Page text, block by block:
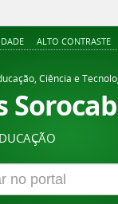
ALTO CONTRASTE
Ciência e